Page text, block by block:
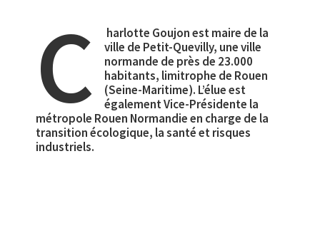
C harlotte Goujonest maire de la
ville de Petit-Quevilly, une ville
normande de près de 23.000
habitants, limitrophe de Rouen
(Seine-Maritime). L’élue est
également Vice-Présidente la
métropole Rouen Normandie en charge de la
transition écologique, la santé et risques
industriels.